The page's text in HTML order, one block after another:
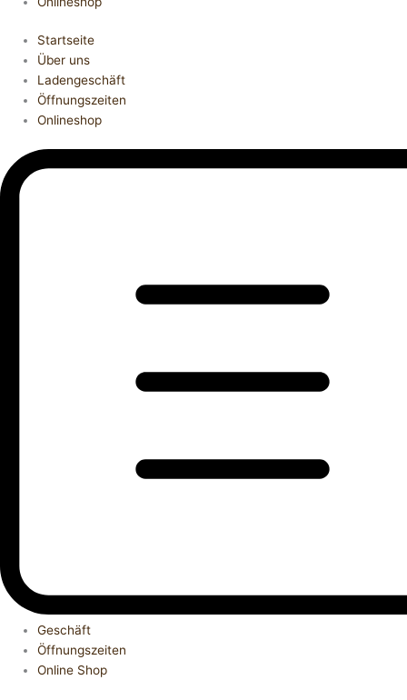
Startseite
Über uns
Ladengeschäft
Öffnungszeiten
Onlineshop
Geschäft
Öffnungszeiten
Online Shop